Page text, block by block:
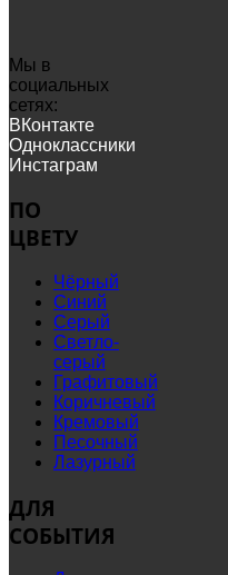
Мы в
социальных
сетях:
ВКонтакте
Одноклассники
Инстаграм
ПО
ЦВЕТУ
Чёрный
Синий
Серый
Светло-
серый
Графитовый
Коричневый
Кремовый
Песочный
Лазурный
ДЛЯ
СОБЫТИЯ